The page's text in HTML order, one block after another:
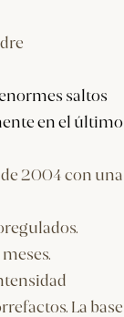
saltos
en el último
de 2004 con una
La base